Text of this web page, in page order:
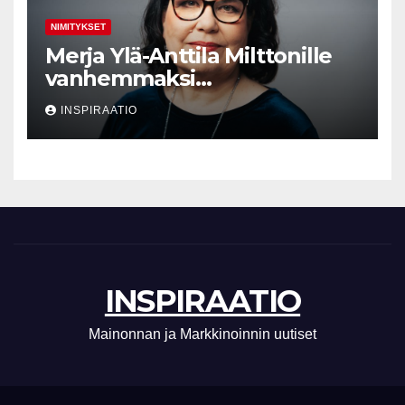
NIMITYKSET
Merja Ylä-Anttila Milttonille
vanhemmaksi
neuvonantajaksi
INSPIRAATIO
INSPIRAATIO
Mainonnan ja Markkinoinnin uutiset